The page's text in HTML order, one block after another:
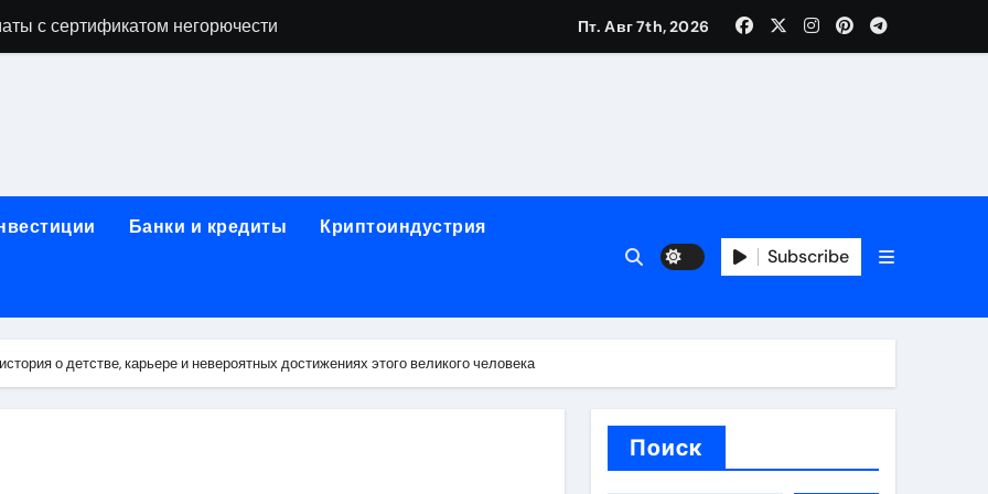
с сертификатом негорючести
и направляющих для конвейерных лент
лотков для хранения электронных компонентов
этапы строительства, проверка застройщика и сценарии оформления сделки
информация о сельскохозяйственных предприятиях
Пт. Авг 7th, 2026
Банки и кредиты Криптоиндустрия
Subscribe
о детстве, карьере и невероятных достижениях этого великого человека
Поиск